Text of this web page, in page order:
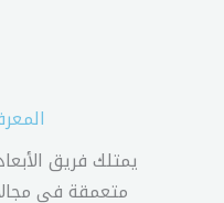
يمتلك فريق
متعمقة في